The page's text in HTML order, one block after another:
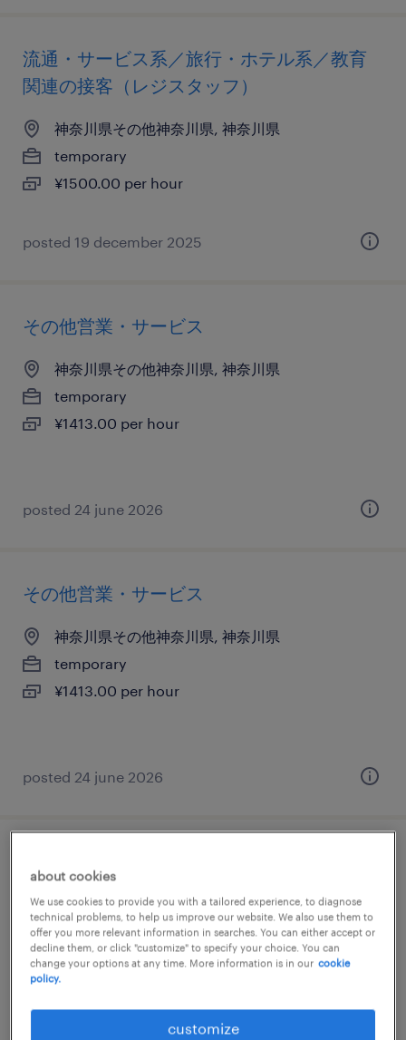
流通・サービス系／旅行・ホテル系／教育
関連の接客（レジスタッフ）
神奈川県その他神奈川県, 神奈川県
temporary
¥1500.00 per hour
posted 19 december 2025
その他営業・サービス
神奈川県その他神奈川県, 神奈川県
temporary
¥1413.00 per hour
posted 24 june 2026
その他営業・サービス
神奈川県その他神奈川県, 神奈川県
temporary
¥1413.00 per hour
posted 24 june 2026
神奈川, 神奈川県
permanent
¥10,000,000 - ¥17,000,000 per year, 年収1,000
～ 1,700万円
about cookies
We use cookies to provide you with a tailored experience, to diagnose
technical problems, to help us improve our website. We also use them to
offer you more relevant information in searches. You can either accept or
decline them, or click "customize" to specify your choice. You can
change your options at any time. More information is in our cookie
policy.
customize